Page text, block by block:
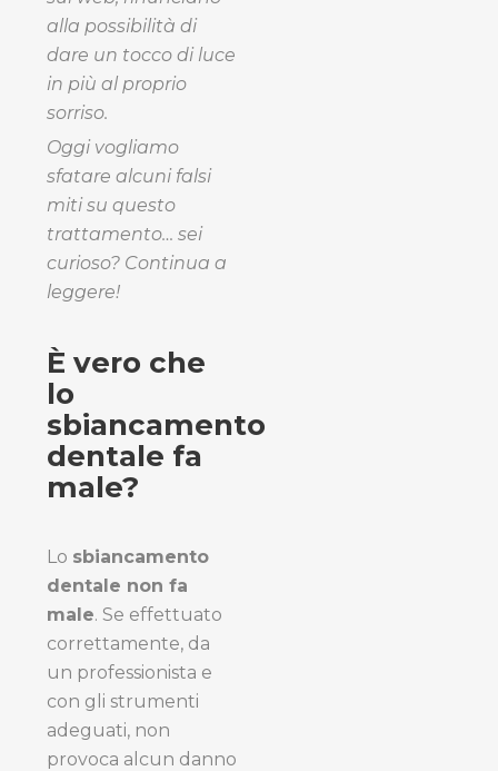
alla possibilità di
dare un tocco di luce
in più al proprio
sorriso.
Oggi vogliamo
sfatare alcuni falsi
miti su questo
trattamento… sei
curioso? Continua a
leggere!
È vero che
lo
sbiancamento
dentale fa
male?
Lo sbiancamento
dentale non fa
male. Se effettuato
correttamente, da
un professionista e
con gli strumenti
adeguati, non
provoca alcun danno